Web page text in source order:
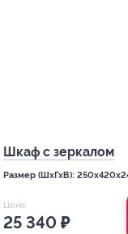
Шкаф с зеркалом
Размер (ШхГхВ):
Цена:
25 340 ₽